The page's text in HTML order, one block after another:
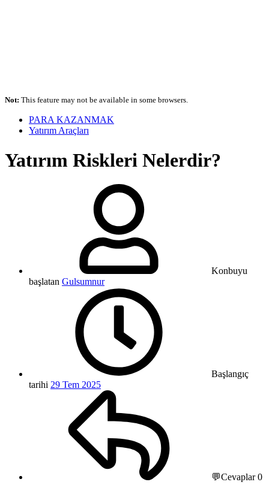
Not: This feature may not be available in some browsers.
PARA KAZANMAK
Yatırım Araçları
Yatırım Riskleri Nelerdir?
Konbuyu
başlatan Gulsumnur
Başlangıç
tarihi 29 Tem 2025
💬Cevaplar0